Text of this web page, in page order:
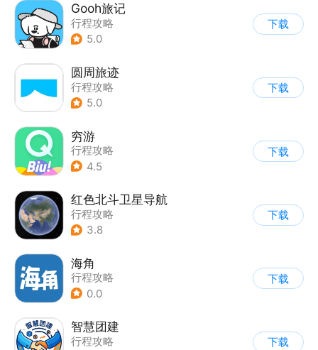
Gooh旅记
行程攻略
5.0
下载
圆周旅迹
行程攻略
5.0
下载
穷游
行程攻略
4.5
下载
红色北斗卫星导航
行程攻略
3.8
下载
海角
行程攻略
0.0
下载
智慧团建
行程攻略
下载